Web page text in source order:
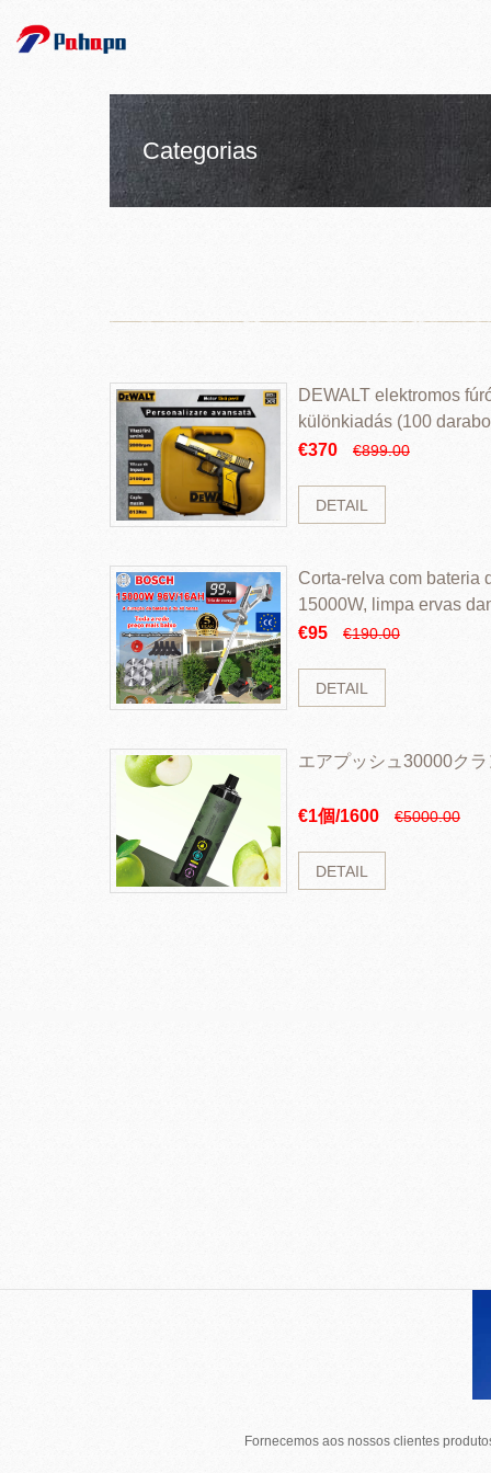
Categorias
DEWALT elektromos
különkiadás (100
€370
€899.00
DETAIL
Corta-relva com bateria
15000W, limpa ervas
rapidamente
€95 €190.00
DETAIL
エアプッシュ30000ク
€1個/1600 €5000.00
DETAIL
Fornecemos aos nossos clientes